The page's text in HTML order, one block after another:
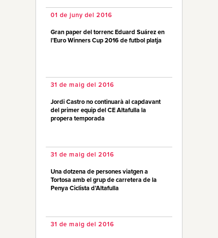
01 de juny del 2016
Gran paper del torrenc Eduard Suárez en
l’Euro Winners Cup 2016 de futbol platja
31 de maig del 2016
Jordi Castro no continuarà al capdavant
del primer equip del CE Altafulla la
propera temporada
31 de maig del 2016
Una dotzena de persones viatgen a
Tortosa amb el grup de carretera de la
Penya Ciclista d’Altafulla
31 de maig del 2016